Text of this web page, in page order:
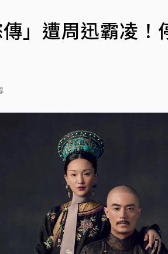
」遭周迅霸凌